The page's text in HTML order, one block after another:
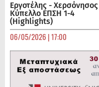
Εργοτέλης - Χερσόνησος |
Κύπελλο ΕΠΣΗ 1-4
(Highlights)
06/05/2026 | 17:00